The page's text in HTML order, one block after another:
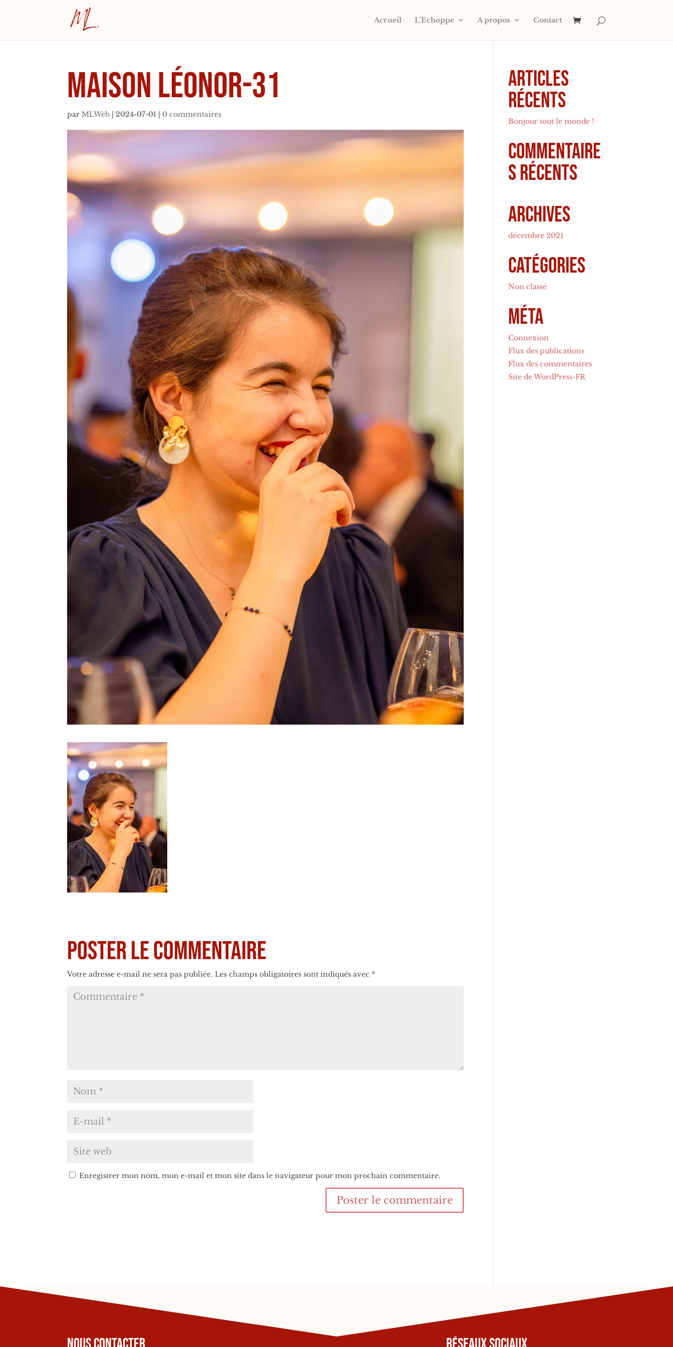
Accueil L’Echoppe A propos Contact
Maison Léonor-31
parMLWeb |2024-07-01 | 0 commentaires
Poster le commentaire
Votre adresse e-mail ne sera pas publiée. Les champs obligatoires sont indiqués avec *
Enregistrer mon nom, mon e-mail et mon site dans le navigateur pour mon prochain commentaire.
Articles
récents
Bonjour tout le monde !
Commentaire
s récents
Archives
décembre 2021
Catégories
Non classé
Méta
Connexion
Flux des publications
Flux des commentaires
Site de WordPress-FR